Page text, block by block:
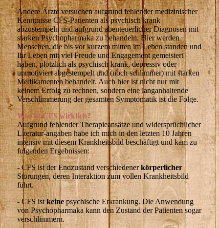
Andere Ärzte versuchen aufgrund fehlender medizinischer
Kenntnisse CFS-Patienten als psychisch krank
abzustempeln und aufgrund abenteuerlicher Diagnosen mit
starken Psychopharmaka zu behandeln. Hier werden
Menschen, die bis vor kurzem mitten im Leben standen und
Ihr Leben mit viel Freude und Engagement gemeistert
haben, plötzlich als psychisch krank, depressiv oder
unmotiviert abgestempelt und (noch schlimmer) mit starken
Medikamenten behandelt. Auch hier ist nicht nur mit
keinem Erfolg zu rechnen, sondern eine langanhaltende
Verschlimmerung der gesamten Symptomatik ist die Folge.
Was ist CFS wirklich?
Aufgrund fehlender Therapieansätze und widersprüchlicher
Literatur-angaben habe ich mich in den letzten 10 Jahren
intensiv mit diesem Krankheitsbild beschäftigt und kam zu
folgenden Ergebnissen:
- CFS ist der Endzustand verschiedenerkörperlicher
Störungen, deren Interaktion zum vollen Krankheitsbild
führt.
- CFS istkeine psychische Erkrankung. Die Anwendung
von Psychopharmaka kann den Zustand der Patienten sogar
verschlimmern.